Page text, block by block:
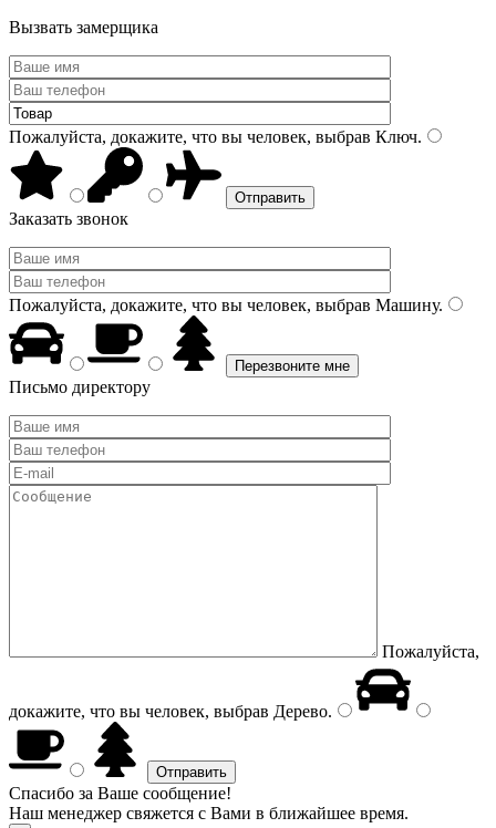
Вызвать замерщика
Пожалуйста, докажите, что вы человек, выбрав Ключ.
Заказать звонок
Пожалуйста, докажите, что вы человек, выбрав Машину.
Письмо директору
Пожалуйста,
докажите, что вы человек, выбрав Дерево.
Спасибо за Ваше сообщение!
Наш менеджер свяжется с Вами в ближайшее время.